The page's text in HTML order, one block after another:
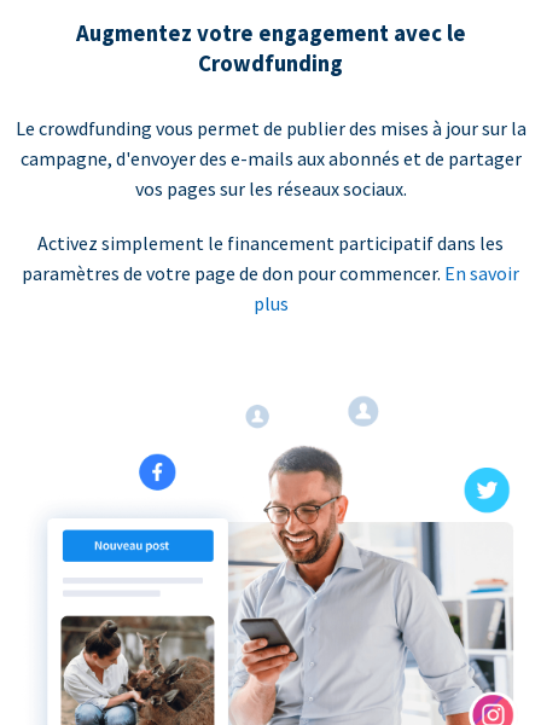
Augmentez votre engagement avec le
Crowdfunding
Le crowdfunding vous permet de publier des mises à jour sur la
campagne, d'envoyer des e-mails aux abonnés et de partager
vos pages sur les réseaux sociaux.
Activez simplement le financement participatif dans les
paramètres de votre page de don pour commencer. En savoir
plus